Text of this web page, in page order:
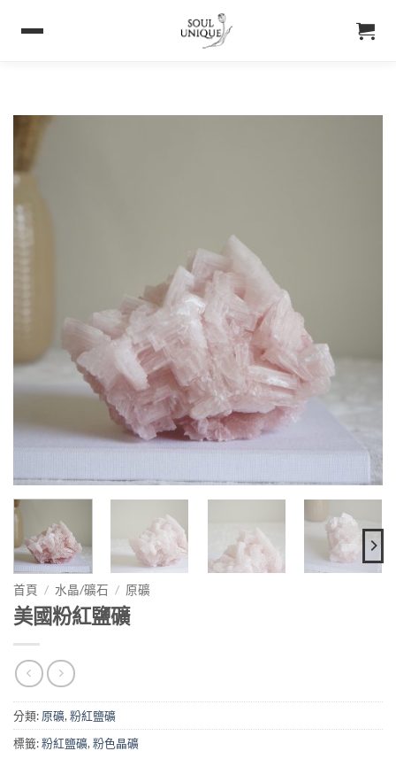
首頁 / 水晶/礦石 / 原礦
美國粉紅鹽礦
分類: 原礦,粉紅鹽礦
標籤:粉紅鹽礦,粉色晶礦